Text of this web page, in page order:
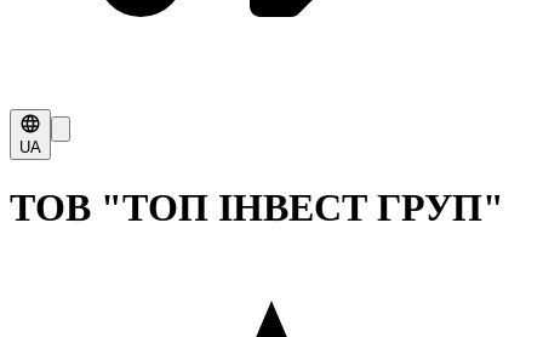
UA
ТОВ "ТОП ІНВЕСТ ГРУП"